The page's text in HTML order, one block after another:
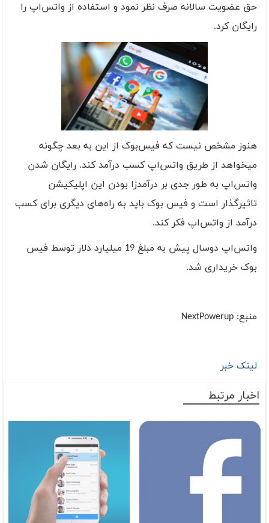
حق عضویت سالانه صرف نظر نمود و استفاده از واتس‌اپ را
رایگان کرد.
هنوز مشخص نیست که فیس‌بوک از این به بعد چگونه
میخواهد از طریق واتس‌اپ کسب درآمد کند. رایگان شدن
واتس‌اپ به طور جدی بر درآمدزا بودن این اپلیکیشن
تاثیرگذار است و فیس بوک باید به راه‌های دیگری برای کسب
درآمد از واتس‌اپ فکر کند.
واتس‌اپ دوسال پیش به مبلغ 19 میلیارد دلار توسط فیس
بوک خریداری شد.
منبع: NextPowerup
لینک خبر
اخبار مرتبط